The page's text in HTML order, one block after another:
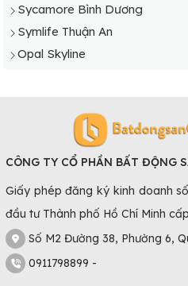
Sycamore Bình Dương
Symlife Thuận An
Opal Skyline
CÔNG TY CỔ PHẦN BẤT ĐỘNG
Giấy phép đăng ký kinh doanh
đầu tư Thành phố Hồ Chí Minh
Số M2 Đường 38, Phường 6,
0911798899 -